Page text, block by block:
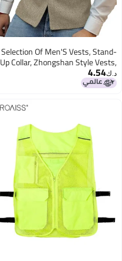
Selection Of Men'S Vests, Stand-
Up Collar, Zhongshan Style Vests,
Herringbone Vests, , Ready-Made
Vests
د.ك‏4.54